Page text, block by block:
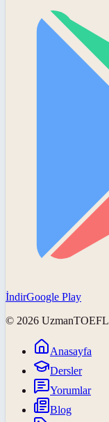
İndirGoogle Play
© 2026 UzmanTOEFL
Anasayfa
Dersler
Yorumlar
Blog